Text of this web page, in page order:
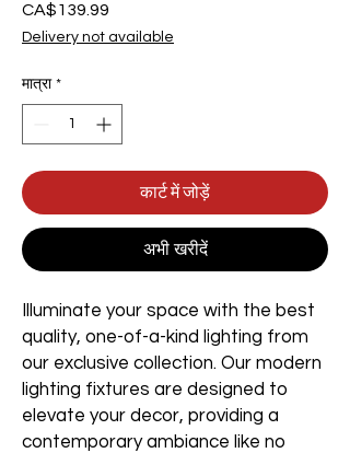
CA$139.99
Delivery not available
मात्रा *
कार्ट में जोड़ें
अभी खरीदें
Illuminate your space with the best
quality, one-of-a-kind lighting from
our exclusive collection. Our modern
lighting fixtures are designed to
elevate your decor, providing a
contemporary ambiance like no